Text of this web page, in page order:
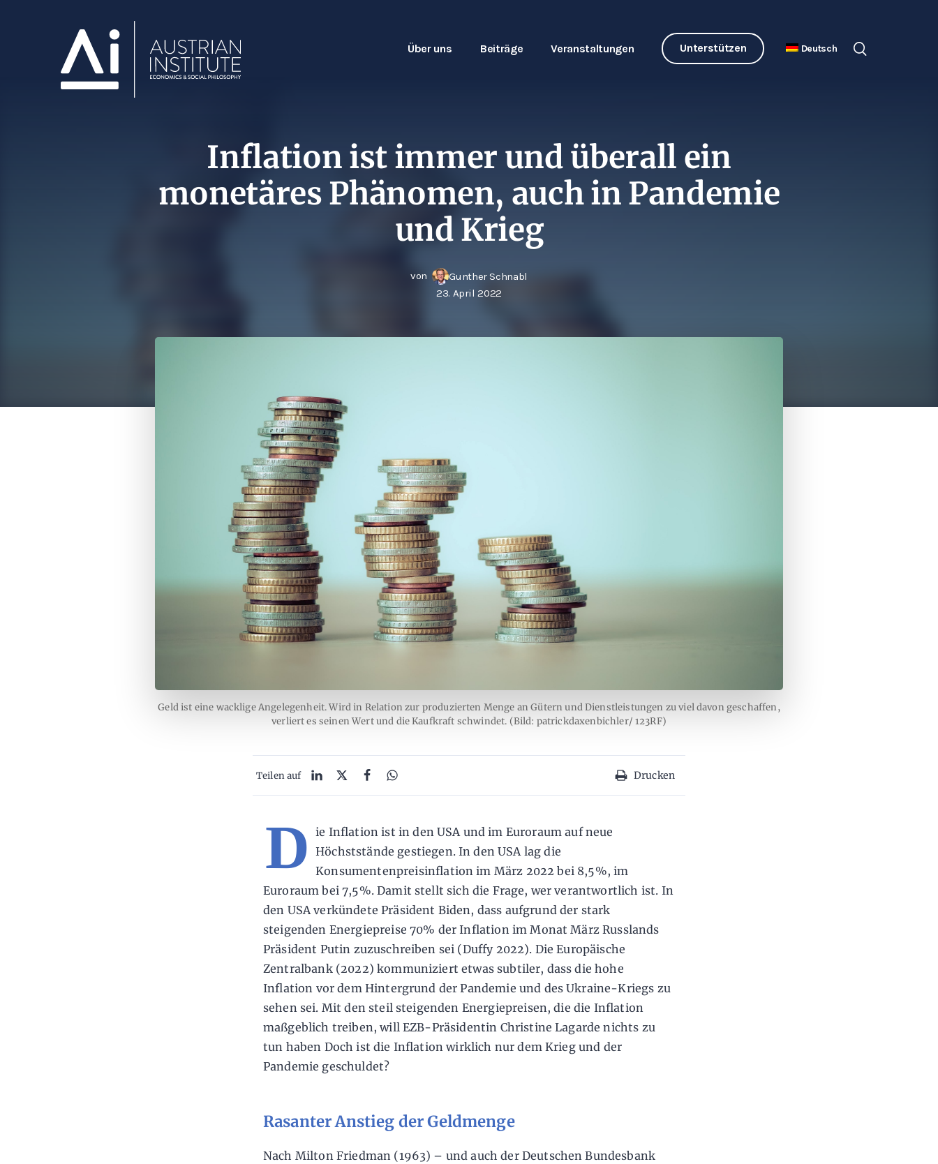
Über uns Beiträge Veranstaltungen Unterstützen Deutsch
Inflation ist immer und überall ein
monetäres Phänomen, auch in Pandemie
und Krieg
von
Gunther Schnabl
23. April 2022
Geld ist eine wacklige Angelegenheit. Wird in Relation zur produzierten Menge an Gütern und Dienstleistungen zu viel davon geschaffen,
verliert es seinen Wert und die Kaufkraft schwindet. (Bild: patrickdaxenbichler/ 123RF)
Teilen auf Drucken
D
ie Inflation ist in den USA und im Euroraum auf neue
Höchststände gestiegen. In den USA lag die
Konsumentenpreisinflation im März 2022 bei 8,5%, im
Euroraum bei 7,5%. Damit stellt sich die Frage, wer verantwortlich ist. In
den USA verkündete Präsident Biden, dass aufgrund der stark
steigenden Energiepreise 70% der Inflation im Monat März Russlands
Präsident Putin zuzuschreiben sei (Duffy 2022). Die Europäische
Zentralbank (2022) kommuniziert etwas subtiler, dass die hohe
Inflation vor dem Hintergrund der Pandemie und des Ukraine-Kriegs zu
sehen sei. Mit den steil steigenden Energiepreisen, die die Inflation
maßgeblich treiben, will EZB-Präsidentin Christine Lagarde nichts zu
tun haben Doch ist die Inflation wirklich nur dem Krieg und der
Pandemie geschuldet?
Rasanter Anstieg der Geldmenge
Nach Milton Friedman (1963) – und auch der Deutschen Bundesbank